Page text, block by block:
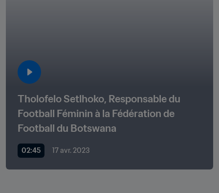
Tholofelo Setlhoko, Responsable du
Football Féminin à la Fédération de
Football du Botswana
02:45 17 avr. 2023